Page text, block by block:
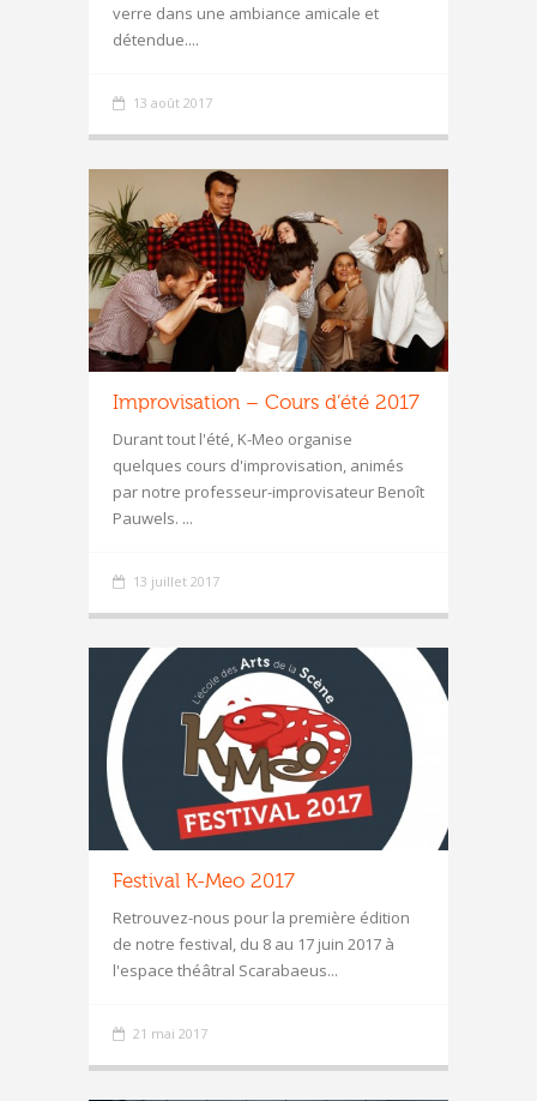
verre dans une ambiance amicale et
détendue....
13 août 2017
Improvisation – Cours d’été 2017
Durant tout l'été, K-Meo organise
quelques cours d'improvisation, animés
par notre professeur-improvisateur Benoît
Pauwels. ...
13 juillet 2017
Festival K-Meo 2017
Retrouvez-nous pour la première édition
de notre festival, du 8 au 17 juin 2017 à
l'espace théâtral Scarabaeus...
21 mai 2017